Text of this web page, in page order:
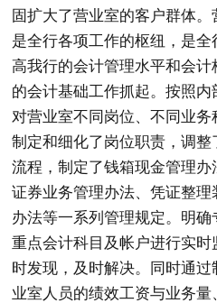
固扩大了营业室的客户群体。
是全行各项工作的枢纽，是
高我行的会计管理水平和会
的会计基础工作抓起。按照
对营业室不同岗位、不同业
制定和细化了岗位职责，调
流程，制定了钱箱现金管理办
证券业务管理办法、凭证整
办法等一系列管理规定。明确
重点会计科目及帐户进行实
时发现，及时解决。同时通
业室人员的绩效工资与业务